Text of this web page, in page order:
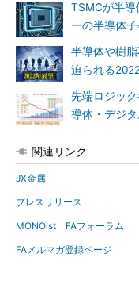
TSMCが半導
ーの半導体
半導体や樹
迫られる
先端ロジッ
導体・デジ
関連リンク
JX金属
プレスリリース
MONOist FAフォーラム
FAメルマガ登録ページ